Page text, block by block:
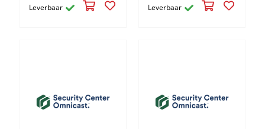
Leverbaar Leverbaar